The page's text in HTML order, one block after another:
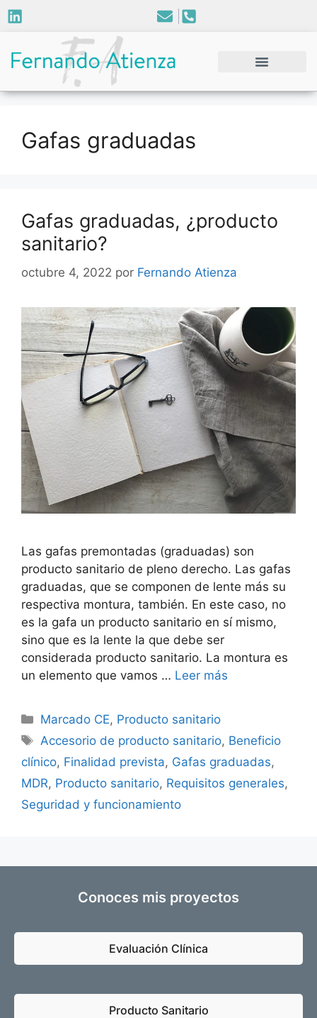
Gafas graduadas
Gafas graduadas, ¿producto
sanitario?
octubre 4, 2022 por Fernando Atienza
Las gafas premontadas (graduadas) son
producto sanitario de pleno derecho. Las gafas
graduadas, que se componen de lente más su
respectiva montura, también. En este caso, no
es la gafa un producto sanitario en sí mismo,
sino que es la lente la que debe ser
considerada producto sanitario. La montura es
un elemento que vamos … Leer más
Marcado CE, Producto sanitario
Accesorio de producto sanitario, Beneficio
clínico, Finalidad prevista, Gafas graduadas,
MDR, Producto sanitario, Requisitos generales,
Seguridad y funcionamiento
Conoces mis proyectos
Evaluación Clínica
Producto Sanitario